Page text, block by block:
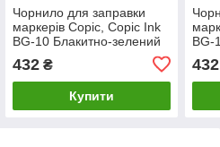
Чорнило для заправки
маркерів Copic, Copic Ink
BG-10 Блакитно-зелений
432₴
Купити
BG-
432